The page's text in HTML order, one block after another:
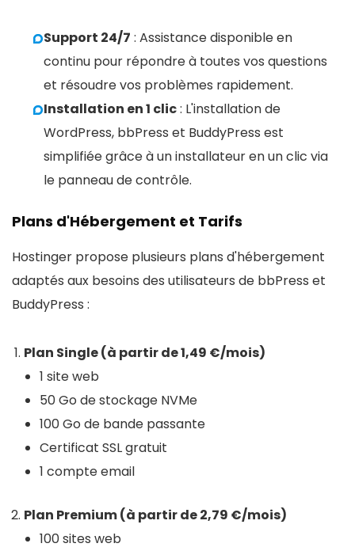
Support 24/7 : Assistance disponible en
continu pour répondre à toutes vos questions
et résoudre vos problèmes rapidement.
Installation en 1 clic: L'installation de
WordPress, bbPress et BuddyPress est
simplifiée grâce à un installateur en un clic via
le panneau de contrôle.
Plans d'Hébergement et Tarifs
Hostinger propose plusieurs plans d'hébergement
adaptés aux besoins des utilisateurs de bbPress et
BuddyPress :
Plan Single (à partir de 1,49 €/mois)
1 site web
50 Go de stockage NVMe
100 Go de bande passante
Certificat SSL gratuit
1 compte email
Plan Premium (à partir de 2,79 €/mois)
100 sites web